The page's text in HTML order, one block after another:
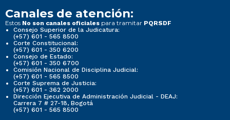
Canales de atención:
Estos No son canales oficiales para tramitar PQRSDF
Consejo Superior de la Judicatura:
(+57) 601 - 565 8500
Corte Constitucional:
(+57) 601 - 350 6200
Consejo de Estado:
(+57) 601 - 350 6700
Comisión Nacional de Disciplina Judicial:
(+57) 601 - 565 8500
Corte Suprema de Justicia:
(+57) 601 - 362 2000
Dirección Ejecutiva de Administración Judicial - DEAJ:
Carrera 7 # 27-18, Bogotá
(+57) 601 - 565 8500